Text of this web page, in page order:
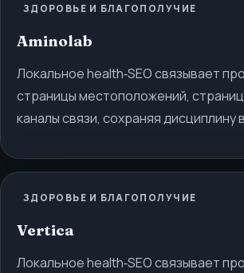
ЗДОРОВЬЕ И БЛАГОПОЛУЧИЕ
Aminolab
Локальное health‑SEO связывает
страницы местоположений,
каналы связи, сохраняя дисциплину
ЗДОРОВЬЕ И БЛАГОПОЛУЧИЕ
Vertica
Локальное health‑SEO связывает